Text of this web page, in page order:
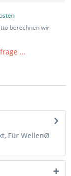
berechnen wir
...
Für WellenØ